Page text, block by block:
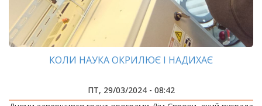
КОЛИ НАУКА ОКРИЛЮЄ І НАДИХАЄ
ПТ, 29/03/2024 - 08:42